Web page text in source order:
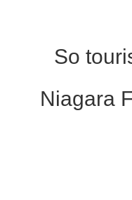
So
Niagara